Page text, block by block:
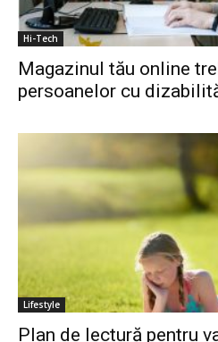
Hi-Tech
Magazinul tău online
persoanelor cu
Lifestyle
Plan de lectură pentru